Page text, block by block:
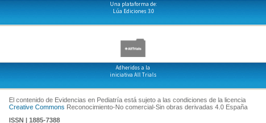
Una plataforma de:
Lúa Ediciones 3.0
Adheridos a la
iniciativa All Trials
El contenido de Evidencias en Pediatría está sujeto a las condiciones de la licencia
Creative Commons Reconocimiento-No comercial-Sin obras derivadas 4.0 España
ISSN | 1885-7388